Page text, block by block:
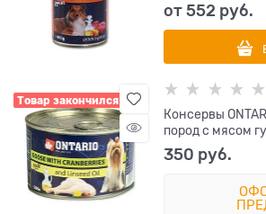
от552 руб.
Товар закончился
Консервы
пород с мясом
350 руб.